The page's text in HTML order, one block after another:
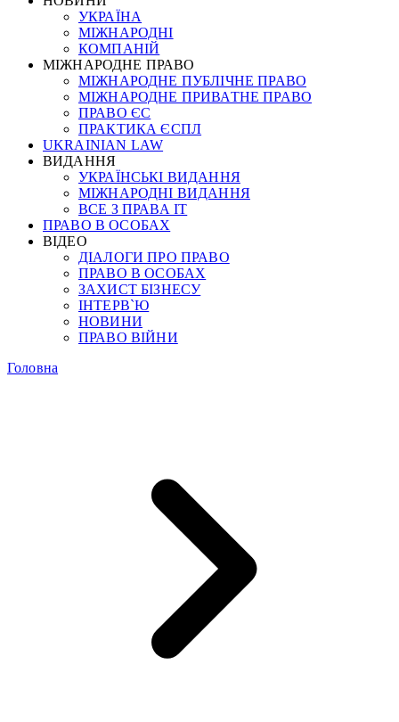
УКРАЇНА
МІЖНАРОДНІ
КОМПАНІЙ
МІЖНАРОДНЕ ПРАВО
МІЖНАРОДНЕ ПУБЛІЧНЕ ПРАВО
МІЖНАРОДНЕ ПРИВАТНЕ ПРАВО
ПРАВО ЄС
ПРАКТИКА ЄСПЛ
UKRAINIAN LAW
ВИДАННЯ
УКРАЇНСЬКІ ВИДАННЯ
МІЖНАРОДНІ ВИДАННЯ
ВСЕ З ПРАВА ІТ
ПРАВО В ОСОБАХ
ВІДЕО
ДІАЛОГИ ПРО ПРАВО
ПРАВО В ОСОБАХ
ЗАХИСТ БІЗНЕСУ
ІНТЕРВ`Ю
НОВИНИ
ПРАВО ВІЙНИ
Головна